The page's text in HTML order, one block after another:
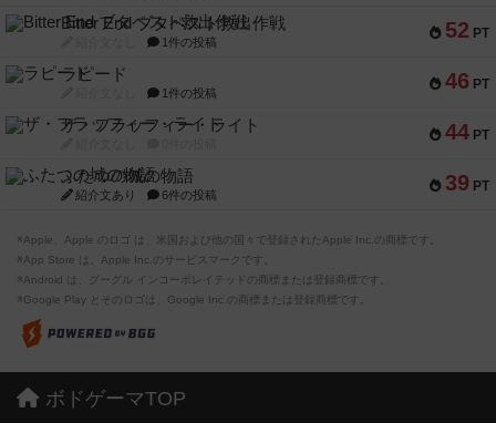
52 PT
Bitter End ブタペスト救出作戦
1件の投稿
46 PT
ラピード
1件の投稿
44 PT
ザ・フラッフィー・ライト
39 PT
ふたつの城の物語
紹介文あり 6件の投稿
※Apple、Apple のロゴ は、米国および他の国々で登録されたApple Inc.の商標です。
※App Store は、Apple Inc.のサービスマークです。
※Android は、グーグル インコーポレイテッドの商標または登録商標です。
※Google Play とそのロゴは、Google Inc.の商標または登録商標です。
ボドゲーマTOP